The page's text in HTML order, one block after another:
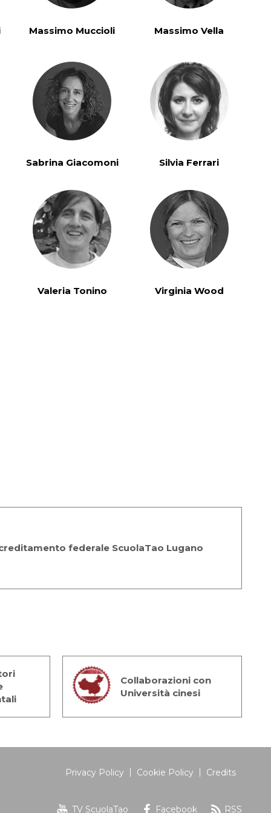
la visione della MTC
in Italia e all’estero.
Massimo Muccioli Massimo Vella
Sabrina Giacomoni Silvia Ferrari
Valeria Tonino Virginia Wood
federale ScuolaTao Lugano
Collaborazioni con
Università cinesi
Privacy Policy Cookie Policy Credits
TV ScuolaTao Facebook RSS